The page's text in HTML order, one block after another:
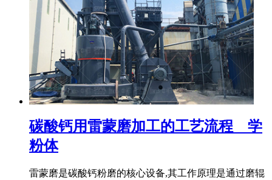
碳酸钙用雷蒙磨加工的工艺流程 _ 学
粉体
雷蒙磨是碳酸钙粉磨的核心设备,其工作原理是通过磨辊